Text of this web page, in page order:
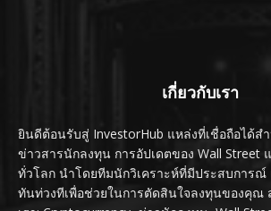
เกี่ยวกับเรา
ยินดีต้อนรับสู่ InvestorHub แหล่งที่เชื่อถือได้ส
ข่าวสารนักลงทุน การอัปเดตของ Wall Street
ทั่วโลก นำโดยทีมนักวิเคราะห์ที่มีประสบการณ์
ทันท่วงทีเพื่อช่วยในการตัดสินใจลงทุนของคุณ